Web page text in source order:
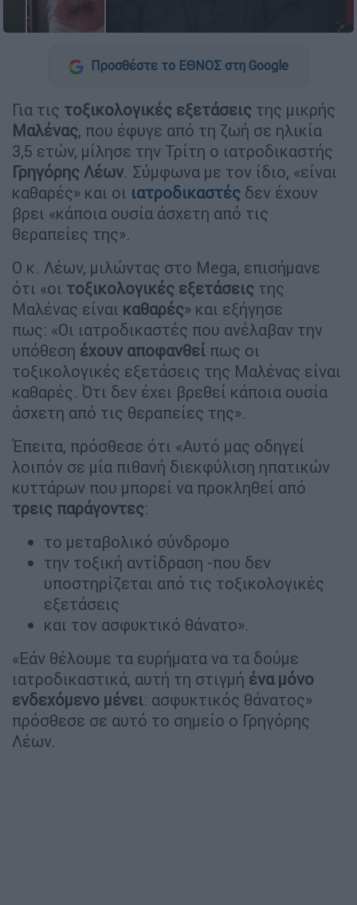
Προσθέστε το ΕΘΝΟΣ στη Google
Για τις τοξικολογικές εξετάσεις της μικρής
Μαλένας, που έφυγε από τη ζωή σε ηλικία
3,5 ετών, μίλησε την Τρίτη ο ιατροδικαστής
Γρηγόρης Λέων. Σύμφωνα με τον ίδιο, «είναι
καθαρές» και οι ιατροδικαστές δεν έχουν
βρει «κάποια ουσία άσχετη από τις
θεραπείες της».
Ο κ. Λέων, μιλώντας στο Mega, επισήμανε
ότι «οι τοξικολογικές εξετάσεις της
Μαλένας είναι καθαρές» και εξήγησε
πως: «Οι ιατροδικαστές που ανέλαβαν την
υπόθεση έχουν αποφανθεί πως οι
τοξικολογικές εξετάσεις της Μαλένας είναι
καθαρές. Ότι δεν έχει βρεθεί κάποια ουσία
άσχετη από τις θεραπείες της».
Έπειτα, πρόσθεσε ότι «Αυτό μας οδηγεί
λοιπόν σε μία πιθανή διεκφύλιση ηπατικών
κυττάρων που μπορεί να προκληθεί από
τρεις παράγοντες:
το μεταβολικό σύνδρομο
την τοξική αντίδραση -που δεν
υποστηρίζεται από τις τοξικολογικές
εξετάσεις
και τον ασφυκτικό θάνατο».
«Εάν θέλουμε τα ευρήματα να τα δούμε
ιατροδικαστικά, αυτή τη στιγμή ένα μόνο
ενδεχόμενο μένει: ασφυκτικός θάνατος»
πρόσθεσε σε αυτό το σημείο ο Γρηγόρης
Λέων.